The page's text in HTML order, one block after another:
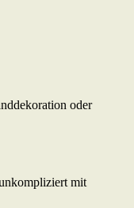
oder
mit